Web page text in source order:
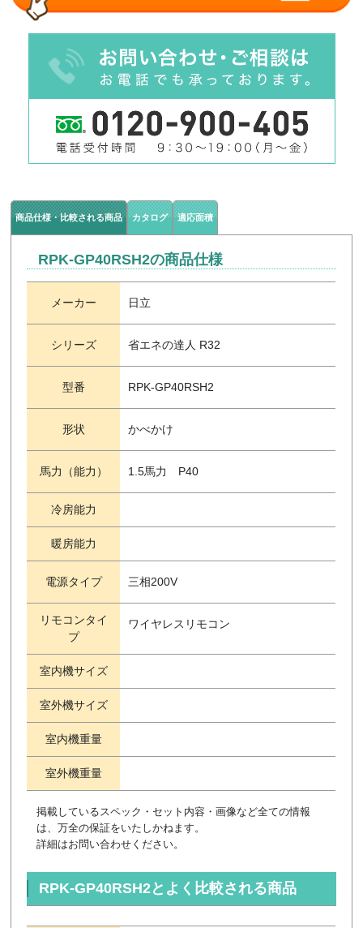
商品仕様・比較される商品 カタログ 適応面積
RPK-GP40RSH2の商品仕様
メーカー 日立
シリーズ 省エネの達人 R32
型番 RPK-GP40RSH2
形状 かべかけ
馬力（能力） 1.5馬力 P40
冷房能力
暖房能力
電源タイプ 三相200V
リモコンタイ
プ
ワイヤレスリモコン
室内機サイズ
室外機サイズ
室内機重量
室外機重量
掲載しているスペック・セット内容・画像など全ての情報
は、万全の保証をいたしかねます。
詳細はお問い合わせください。
RPK-GP40RSH2とよく比較される商品